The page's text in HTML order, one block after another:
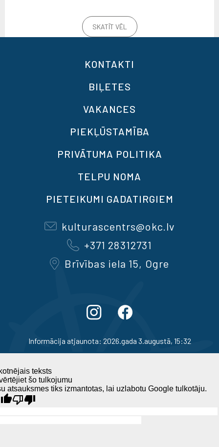
SKATĪT VĒL
KONTAKTI
BIĻETES
VAKANCES
PIEKĻŪSTAMĪBA
PRIVĀTUMA POLITIKA
TELPU NOMA
PIETEIKUMI GADATIRGIEM
kulturascentrs@okc.lv
+371 28312731
Brīvības iela 15, Ogre
Informācija atjaunota: 2026.gada 3.augustā, 15:32
teksts
šo tulkojumu
atsauksmes tiks izmantotas, lai uzlabotu Google tulkotāju.